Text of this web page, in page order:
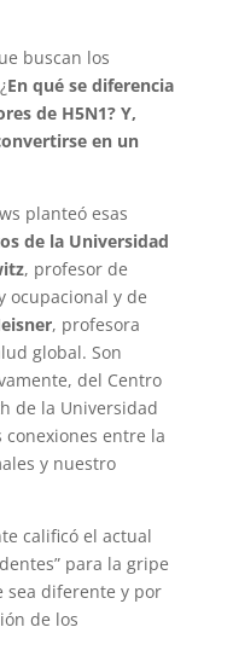
buscan los
En qué se diferencia
de H5N1? Y,
en un
planteó esas
de la Universidad
, profesor de
ocupacional y de
, profesora
global. Son
del Centro
de la Universidad
entre la
y nuestro
calificó el actual
para la gripe
sea diferente y por
de los